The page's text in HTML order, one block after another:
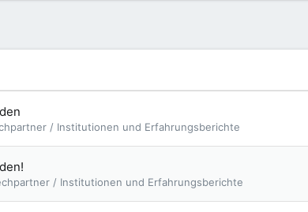
/ Institutionen und Erfahrungsberichte
/ Institutionen und Erfahrungsberichte